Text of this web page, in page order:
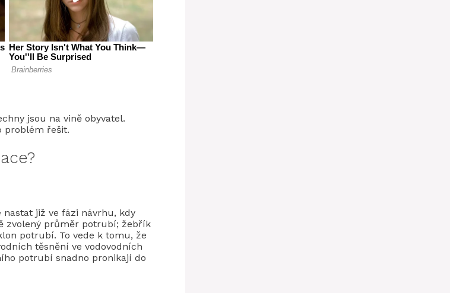
jsou na vině obyvatel.
problém řešit.
již ve fázi návrhu, kdy
zvolený průměr potrubí; žebřík
potrubí. To vede k tomu, že
těsnění ve vodovodních
potrubí snadno pronikají do